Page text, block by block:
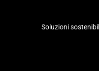
Soluzioni